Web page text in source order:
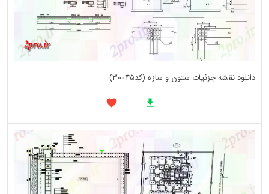
دانلود نقشه جزئیات ستون و سازه (کد30045)